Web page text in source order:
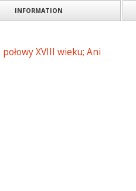
INFORMATION
XVIII wieku; Ani